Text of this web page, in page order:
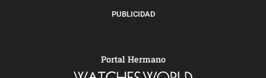
PUBLICIDAD
Portal Hermano